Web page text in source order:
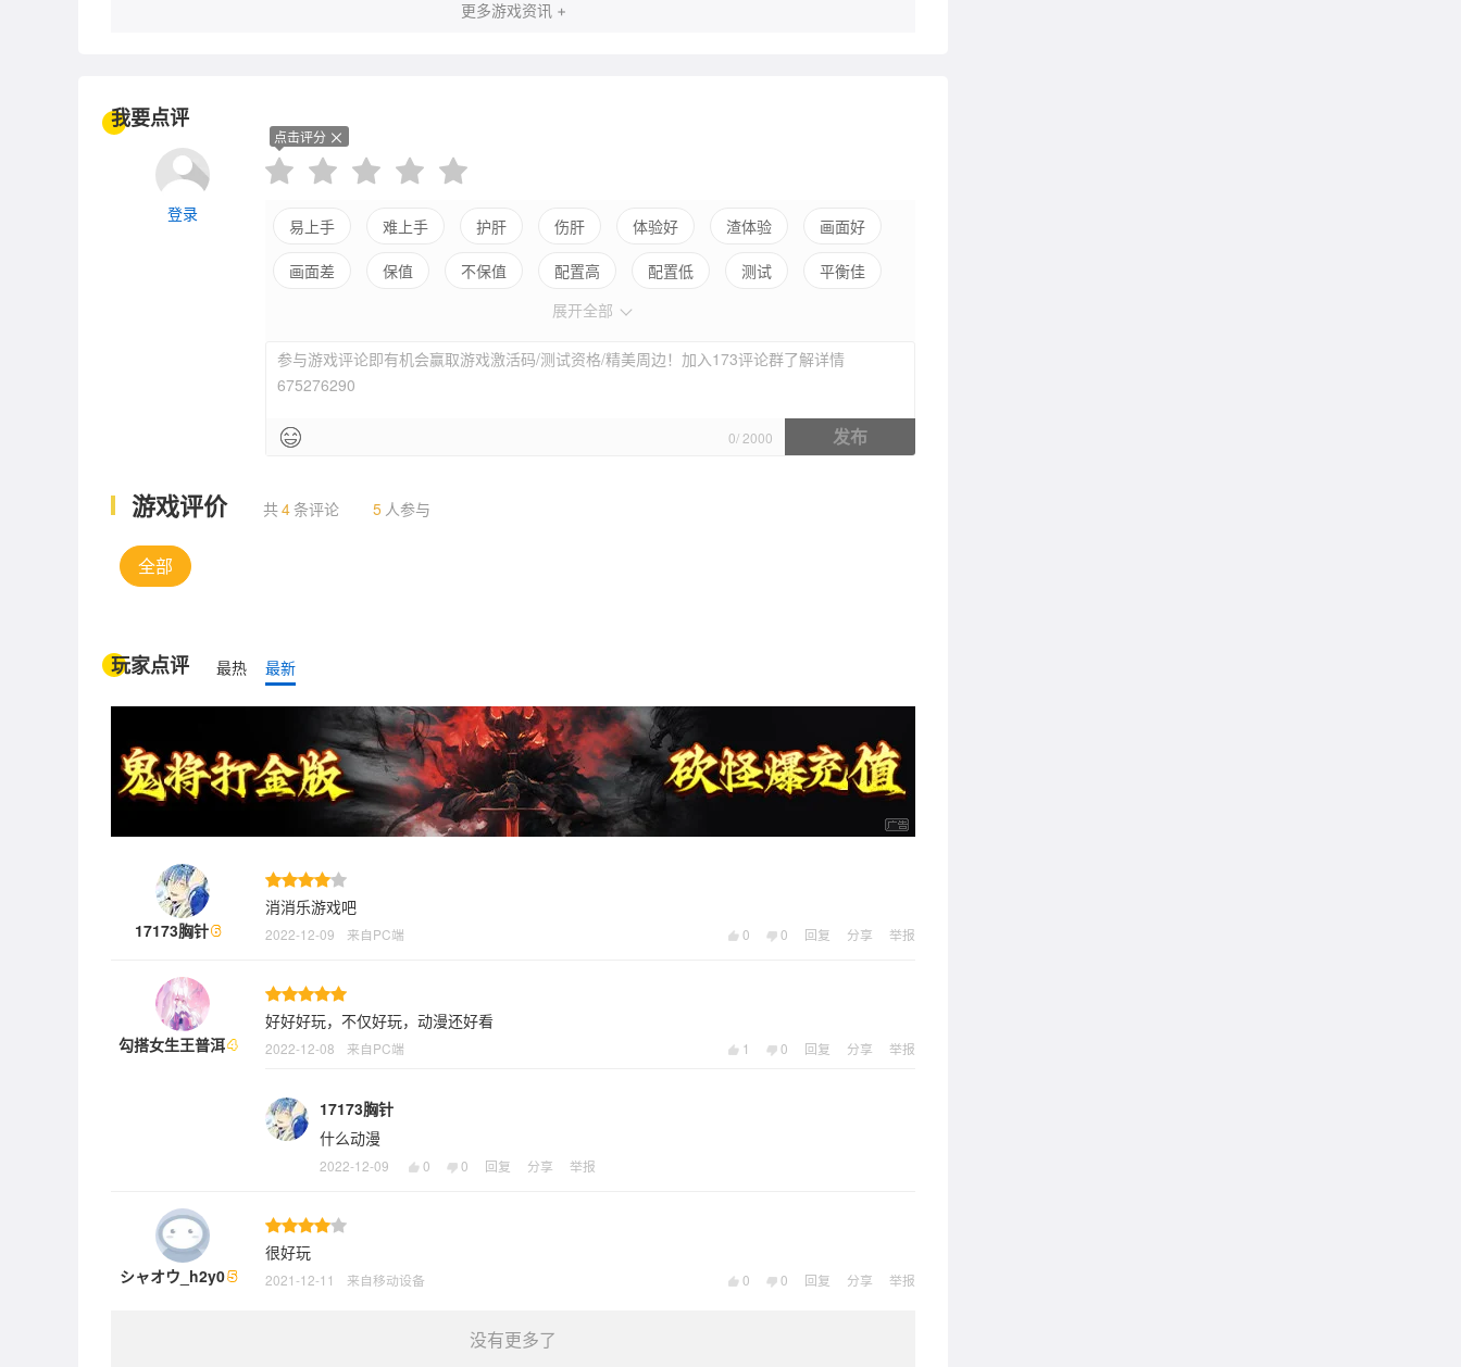
更多游戏资讯 +
我要点评
登录
点击评分
易上手 难上手 护肝 伤肝 体验好 渣体验 画面好
画面差 保值 不保值 配置高 配置低 测试 平衡佳
展开全部
参与游戏评论即有机会赢取游戏激活码/测试资格/精美周边！加入173评论群了解详情
675276290
0/ 2000 发布
游戏评价 共4条评论 5 人参与
全部
玩家点评 最热 最新
17173胸针
消消乐游戏吧
2022-12-09 来自PC端 0 0 回复 分享 举报
勾搭女生王普洱
好好好玩，不仅好玩，动漫还好看
2022-12-08 来自PC端 1 0 回复 分享 举报
17173胸针
什么动漫
2022-12-09 0 0 回复 分享 举报
シャオウ_h2y0
很好玩
2021-12-11 来自移动设备 0 0 回复 分享 举报
没有更多了